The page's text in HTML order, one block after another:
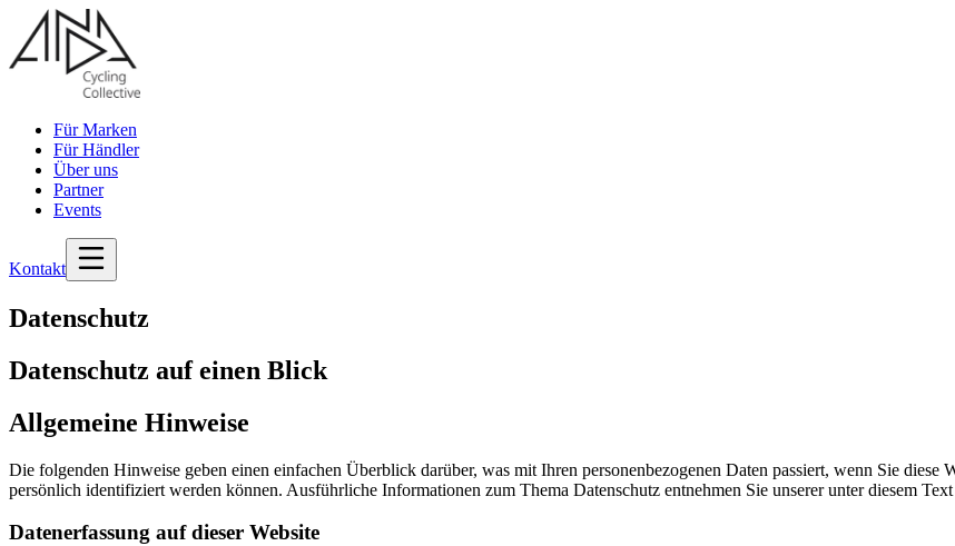
Für Marken
Für Händler
Über uns
Partner
Events
Kontakt
Datenschutz
Datenschutz auf einen Blick
Allgemeine Hinweise
Die folgenden Hinweise geben einen einfachen Überblick darüber, was mit Ihren personenbezogenen Daten passiert, wenn Sie diese
persönlich identifiziert werden können. Ausführliche Informationen zum Thema Datenschutz entnehmen Sie unserer unter diesem
Datenerfassung auf dieser Website